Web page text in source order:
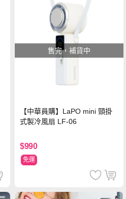
售完，補貨中
【中華員購】LaPO mini 頸掛
式製冷風扇 LF-06
$990
免運